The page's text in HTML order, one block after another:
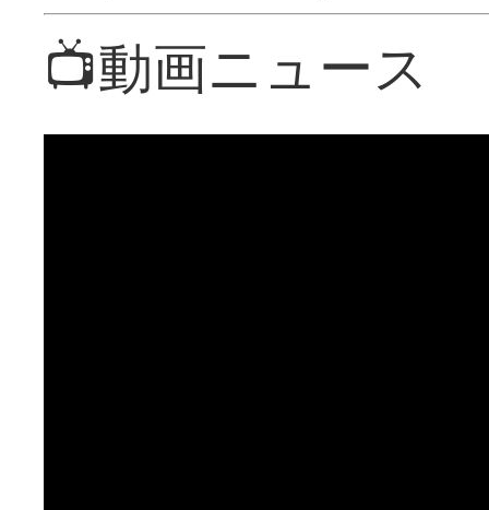
📺動画ニュース